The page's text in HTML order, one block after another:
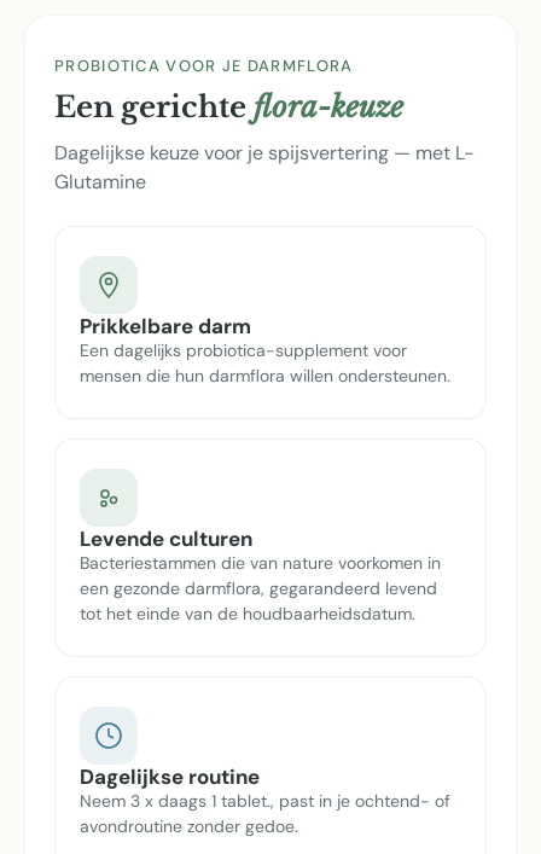
PROBIOTICA VOOR JE DARMFLORA
Een gerichte flora-keuze
Dagelijkse keuze voor je spijsvertering — met L-
Glutamine
Prikkelbare darm
Een dagelijks probiotica-supplement voor
mensen die hun darmflora willen ondersteunen.
Levende culturen
Bacteriestammen die van nature voorkomen in
een gezonde darmflora, gegarandeerd levend
tot het einde van de houdbaarheidsdatum.
Dagelijkse routine
Neem 3 x daags 1 tablet., past in je ochtend- of
avondroutine zonder gedoe.